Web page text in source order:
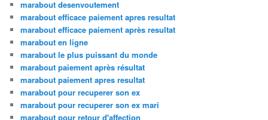
marabout desenvoutement
marabout efficace paiement apres resultat
marabout efficace paiement après resultat
marabout en ligne
marabout le plus puissant du monde
marabout paiement après résultat
marabout paiement apres resultat
marabout pour recuperer son ex
marabout pour recuperer son ex mari
marabout pour retour d'affection